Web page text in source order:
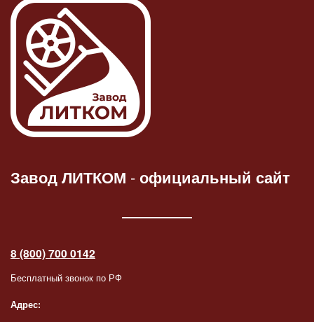
Завод ЛИТКОМ -официальный сайт
8 (800) 700 0142
Бесплатный звонок по РФ
Адрес: